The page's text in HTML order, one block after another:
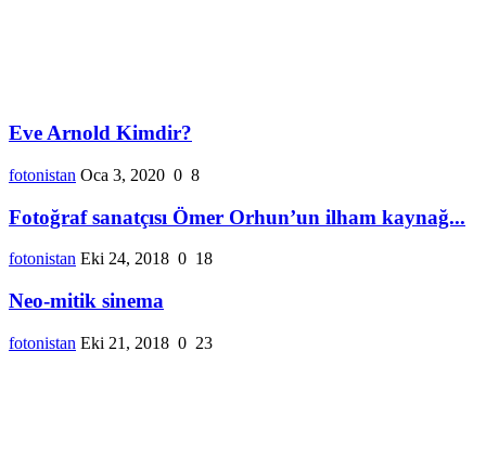
Eve Arnold Kimdir?
fotonistan Oca 3, 2020 0 8
Fotoğraf sanatçısı Ömer Orhun’un ilham kaynağ...
fotonistan Eki 24, 2018 0 18
Neo-mitik sinema
fotonistan Eki 21, 2018 0 23